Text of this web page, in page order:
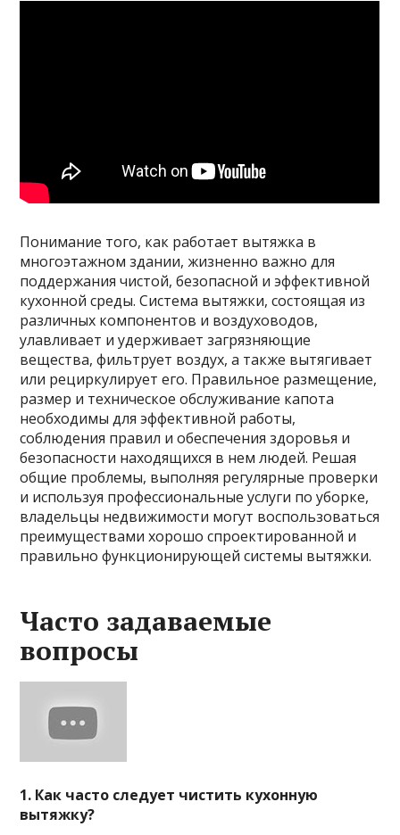
Понимание того, как работает вытяжка в
многоэтажном здании, жизненно важно для
поддержания чистой, безопасной и эффективной
кухонной среды. Система вытяжки, состоящая из
различных компонентов и воздуховодов,
улавливает и удерживает загрязняющие
вещества, фильтрует воздух, а также вытягивает
или рециркулирует его. Правильное размещение,
размер и техническое обслуживание капота
необходимы для эффективной работы,
соблюдения правил и обеспечения здоровья и
безопасности находящихся в нем людей. Решая
общие проблемы, выполняя регулярные проверки
и используя профессиональные услуги по уборке,
владельцы недвижимости могут воспользоваться
преимуществами хорошо спроектированной и
правильно функционирующей системы вытяжки.
Часто задаваемые
вопросы
1. Как часто следует чистить кухонную
вытяжку?